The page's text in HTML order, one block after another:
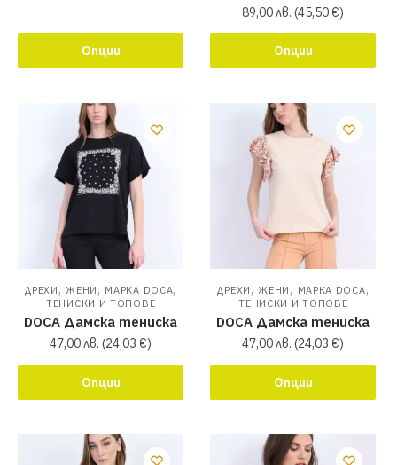
Опции
89,00лв. (45,50€)
Опции
ДРЕХИ , ЖЕНИ , МАРКА DOCA,
ТЕНИСКИ И ТОПОВЕ
DOCA Дамска тениска
47,00лв. (24,03€)
Опции
ДРЕХИ , ЖЕНИ , МАРКА DOCA,
ТЕНИСКИ И ТОПОВЕ
DOCA Дамска тениска
47,00лв. (24,03€)
Опции